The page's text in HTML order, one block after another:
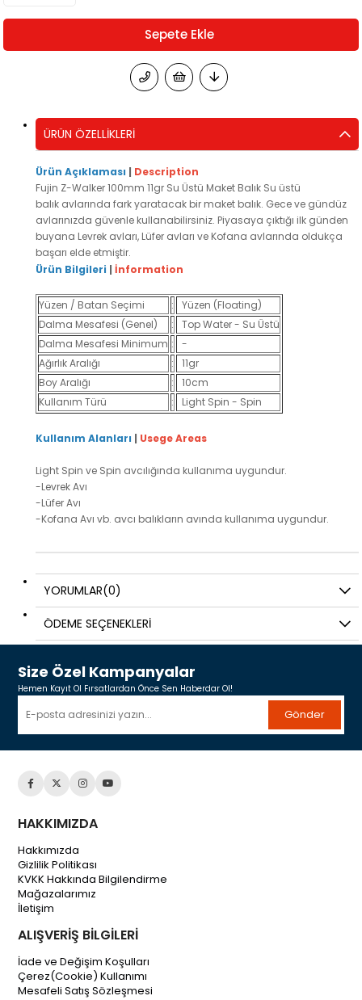
ÜRÜN ÖZELLIKLERI
Ürün Açıklaması | Description
Fujin Z-Walker 100mm 11gr Su Üstü Maket Balık Su üstü
balık avlarındafark yaratacak bir maket balık. Gece ve gündüz
avlarınızda güvenle kullanabilirsiniz. Piyasaya çıktığı ilk günden
buyana Levrek avları, Lüfer avlarıve Kofana avlarında oldukça
başarı elde etmiştir.
Ürün Bilgileri |İnformation
Yüzen / Batan Seçimi :
Yüzen (Floating)
Dalma Mesafesi (Genel)
:
Top Water - Su Üstü
Dalma Mesafesi Minimum :
-
Ağırlık Aralığı
:
11gr
Boy Aralığı
:
10cm
Kullanım Türü
: Light Spin - Spin
Kullanım Alanları | Usege Areas
Light Spin ve Spin avcılığında kullanıma uygundur.
-Levrek Avı
-Lüfer Avı
-Kofana Avıvb. avcı balıkların avında kullanıma uygundur.
YORUMLAR(0)
ÖDEME SEÇENEKLERI
Size Özel Kampanyalar
Hemen Kayıt Ol Fırsatlardan Önce Sen Haberdar Ol!
Gönder
HAKKIMIZDA
Hakkımızda
Gizlilik Politikası
KVKK Hakkında Bilgilendirme
Mağazalarımız
İletişim
ALIŞVERİŞ BİLGİLERİ
İade ve Değişim Koşulları
Çerez(Cookie) Kullanımı
Mesafeli Satış Sözleşmesi